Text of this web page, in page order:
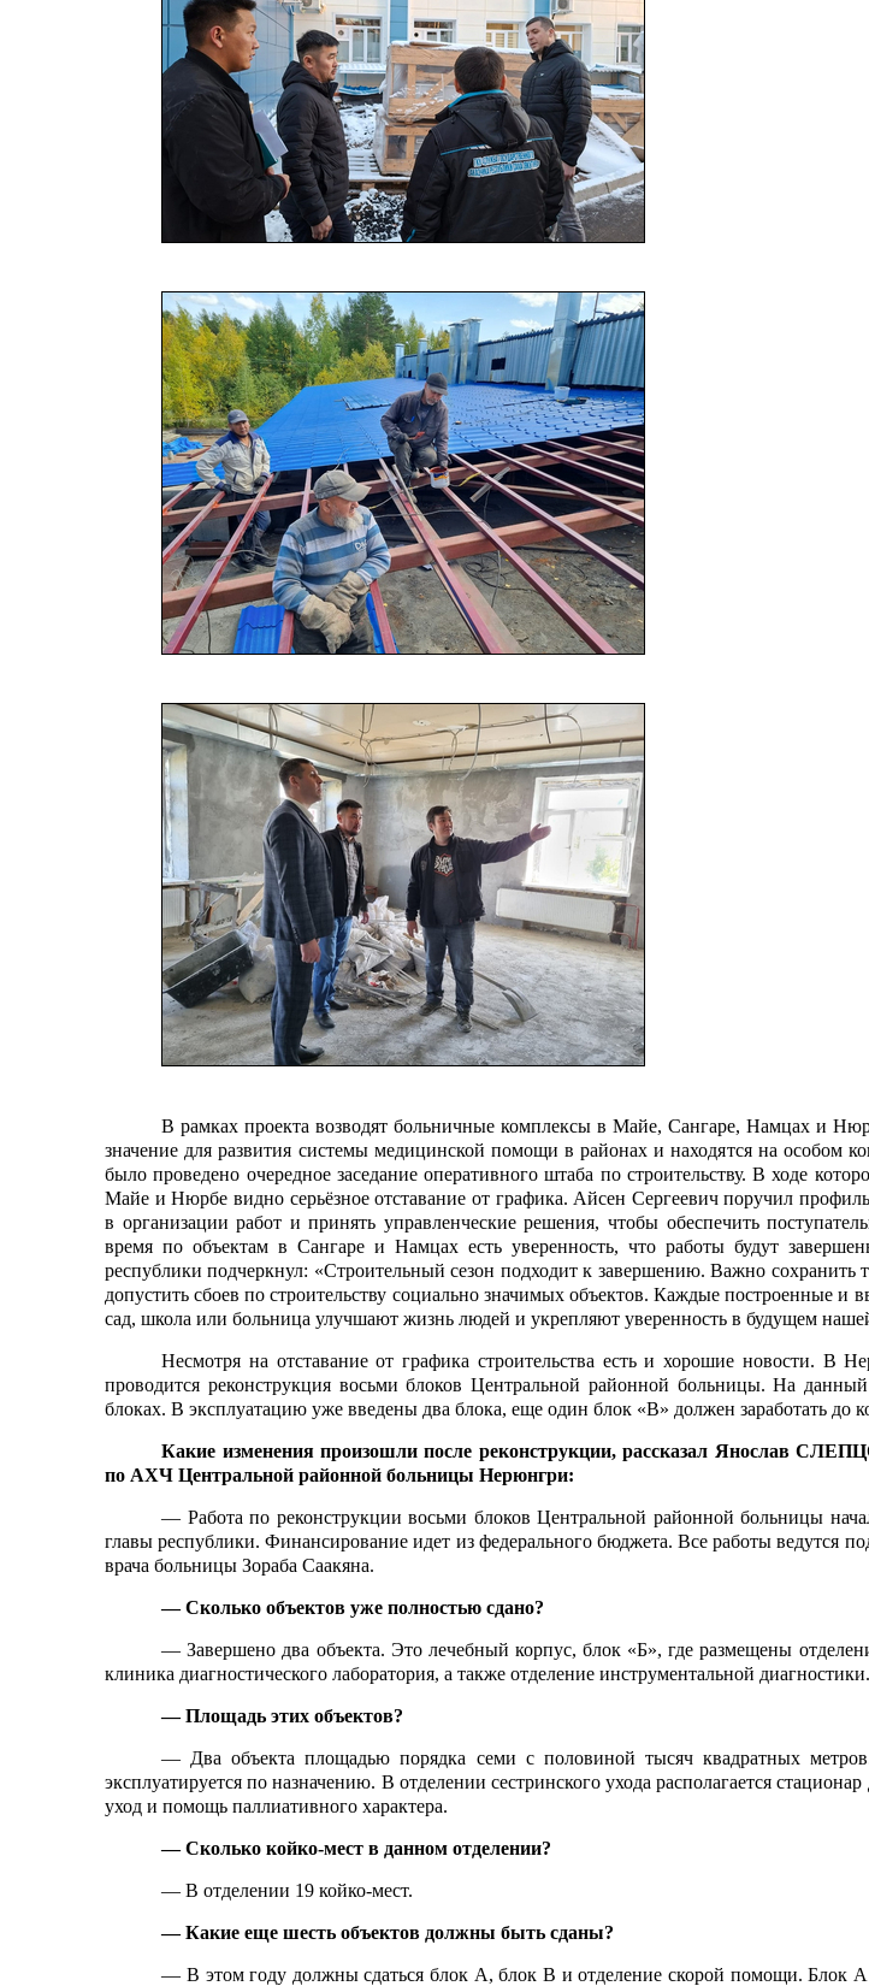
В рамках проекта возводят больничные комплексы в Майе, Сангаре, Намцах и
значение для развития системы медицинской помощи в районах и находятся на особом
было проведено очередное заседание оперативного штаба по строительству. В ходе
Майе и Нюрбе видно серьёзное отставание от графика. Айсен Сергеевич поручил
в организации работ и принять управленческие решения, чтобы обеспечить
время по объектам в Сангаре и Намцах есть уверенность, что работы будут
республики подчеркнул: «Строительный сезон подходит к завершению. Важно сохранить
допустить сбоев по строительству социально значимых объектов. Каждые построенные и
сад, школа или больница улучшают жизнь людей и укрепляют уверенность в будущем
Несмотря на отставание от графика строительства есть и хорошие новости. В
проводится реконструкция восьми блоков Центральной районной больницы. На
блоках. В эксплуатацию уже введены два блока, еще один блок «В» должен заработать до
Какие изменения произошли после реконструкции, рассказал Янослав
по АХЧ Центральной районной больницы Нерюнгри:
— Работа по реконструкции восьми блоков Центральной районной больницы
главы республики. Финансирование идет из федерального бюджета. Все работы ведутся
врача больницы Зораба Саакяна.
— Сколько объектов уже полностью сдано?
— Завершено два объекта. Это лечебный корпус, блок «Б», где размещены
клиника диагностического лаборатория, а также отделение инструментальной диагностики.
— Площадь этих объектов?
— Два объекта площадью порядка семи с половиной тысяч квадратных
эксплуатируется по назначению. В отделении сестринского ухода располагается
уход и помощь паллиативного характера.
— Сколько койко-мест в данном отделении?
— В отделении 19 койко-мест.
— Какие еще шесть объектов должны быть сданы?
— В этом году должны сдаться блок А, блок В и отделение скорой помощи. Блок